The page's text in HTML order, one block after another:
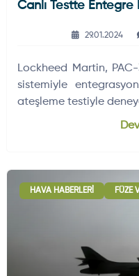
Canlı Testte Entegre
29.01.2024
Lockheed Martin,
sistemiyle
ateşleme testiyle
HAVA HABERLERI FÜZE